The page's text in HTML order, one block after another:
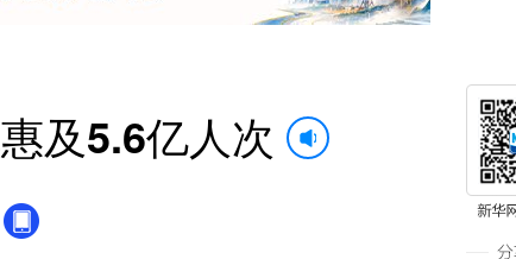
及5.6亿人次